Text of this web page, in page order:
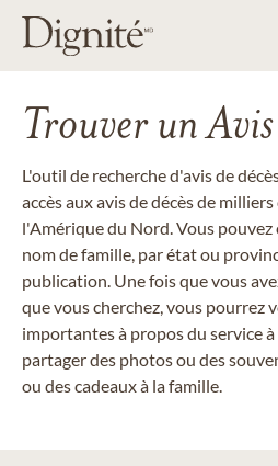
Trouver un Avis
L'outil de recherche d'avis de
accès aux avis de décès de
l'Amérique du Nord. Vous
nom de famille, par état ou
publication. Une fois que vous
que vous cherchez, vous pourrez
importantes à propos du service
partager des photos ou des
ou des cadeaux à la famille.